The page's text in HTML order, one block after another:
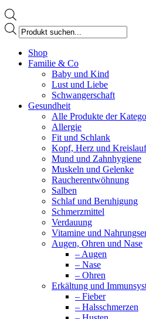
Products
search
page
opens
Shop
Familie & Co
Baby und Kind
Lust und Liebe
Schwangerschaft
Gesundheit
Alle Produkte der
Allergie
Fit und Schlank
Kopf, Herz und Kreislauf
Mund und Zahnhygiene
Muskeln und Gelenke
Raucherentwöhnung
Salben
Schlaf und Beruhigung
Schmerzmittel
Verdauung
Vitamine und
Augen, Ohren und Nase
– Augen
– Nase
– Ohren
Erkältung und
– Fieber
– Halsschmerzen